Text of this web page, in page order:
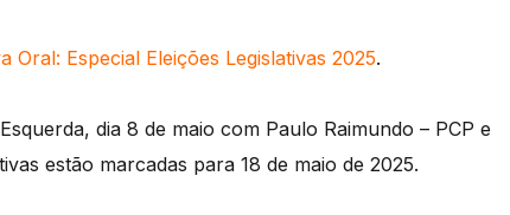
Oral: Especial Eleições Legislativas 2025.
dia 8 de maio com Paulo Raimundo – PCP e
estão marcadas para 18 de maio de 2025.